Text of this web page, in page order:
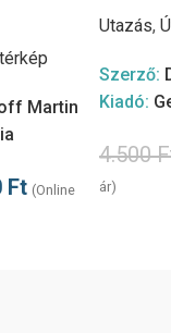
Martin
Ft (Online
Utazás,
Szerző:
Kiadó:
4.500
ár)